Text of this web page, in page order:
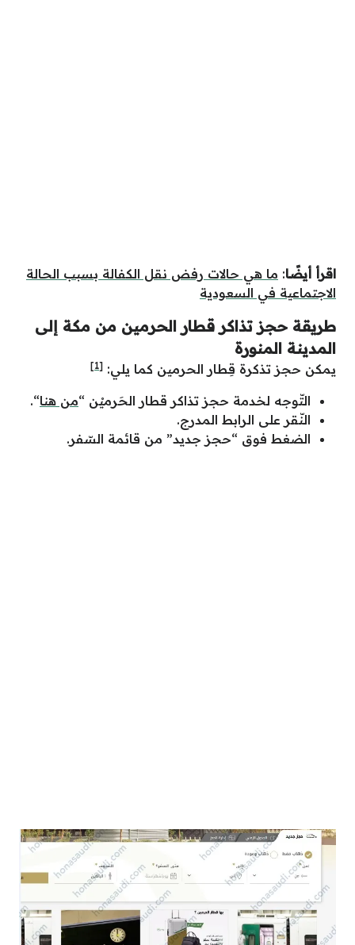
اقرأ أيضًا: ما هي حالات رفض نقل الكفالة بسبب الحالة
الاجتماعية في السعودية
طريقة حجز تذاكر قطار الحرمين من مكة إلى
المدينة المنورة
يمكن حجز تذكرة قِطار الحرمين كما يلي: [1]
التّوجه لخدمة حجز تذاكر قطار الحَرميْن “من هنا“.
النّقر على الرابط المدرج.
الضغط فوق “حجز جديد” من قائمة السّفر.